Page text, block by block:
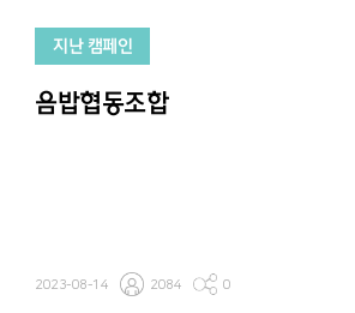
지난 캠페인
음밥협동조합
2023-08-14 2084 0